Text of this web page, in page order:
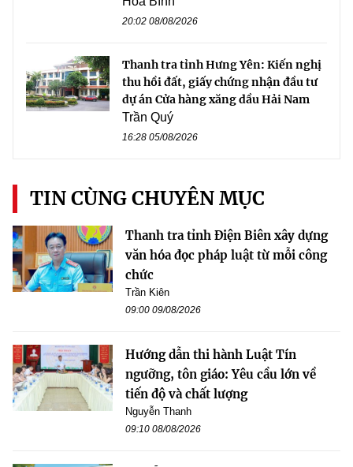
20:02 08/08/2026
Thanh tra tỉnh Hưng Yên: Kiến nghị
thu hồi đất, giấy chứng nhận đầu tư
dự án Cửa hàng xăng dầu Hải Nam
Trần Quý
16:28 05/08/2026
TIN CÙNG CHUYÊN MỤC
Thanh tra tỉnh Điện Biên xây dựng
văn hóa đọc pháp luật từ mỗi công
chức
Trần Kiên
09:00 09/08/2026
Hướng dẫn thi hành Luật Tín
ngưỡng, tôn giáo: Yêu cầu lớn về
tiến độ và chất lượng
Nguyễn Thanh
09:10 08/08/2026